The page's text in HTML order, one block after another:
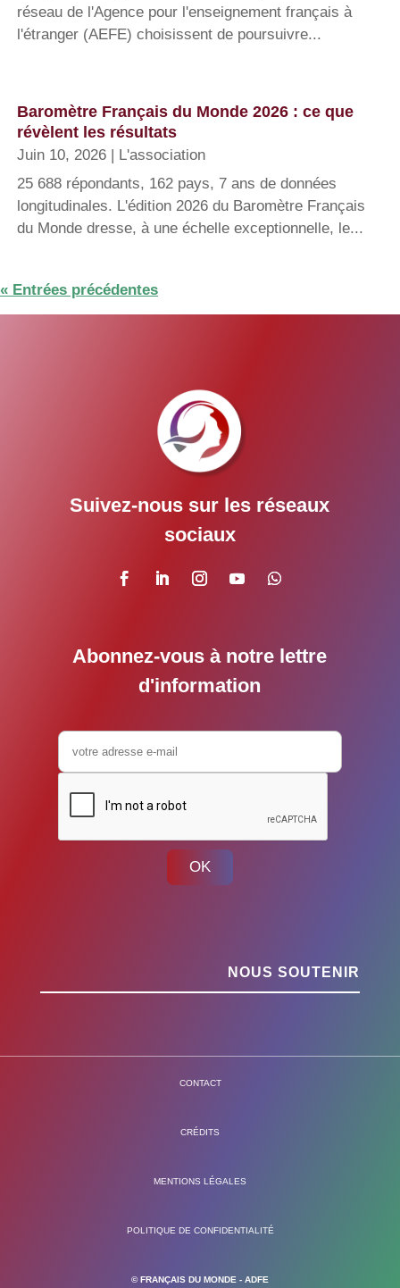
réseau de l'Agence pour l'enseignement français à
l'étranger (AEFE) choisissent de poursuivre...
Baromètre Français du Monde 2026 : ce que
révèlent les résultats
Juin 10, 2026
L'association
25 688 répondants, 162 pays, 7 ans de données
longitudinales. L'édition 2026 du Baromètre Français
du Monde dresse, à une échelle exceptionnelle, le...
« Entrées précédentes
Suivez-nous sur les réseaux
sociaux
Abonnez-vous à notre lettre
d'information
OK
NOUS SOUTENIR
CONTACT
CRÉDITS
MENTIONS LÉGALES
POLITIQUE DE CONFIDENTIALITÉ
© FRANÇAIS DU MONDE - ADFE